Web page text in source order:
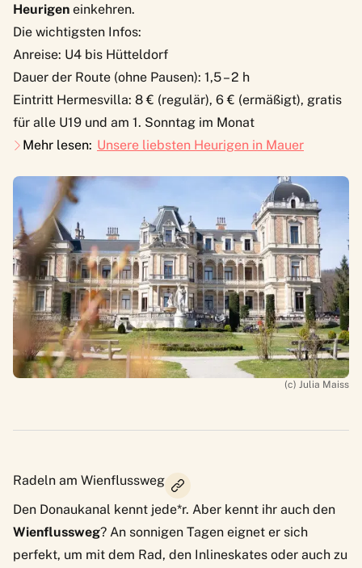
Heurigen einkehren.
Die wichtigsten Infos:
Anreise: U4 bis Hütteldorf
Dauer der Route (ohne Pausen): 1,5 – 2 h
Eintritt Hermesvilla: 8 € (regulär), 6 € (ermäßigt), gratis
für alle U19 und am 1. Sonntag im Monat
Mehr lesen: Unsere liebsten Heurigen in Mauer
(c) Julia Maiss
Radeln am Wienflussweg
Den Donaukanal kennt jede*r. Aber kennt ihr auch den
Wienflussweg? An sonnigen Tagen eignet er sich
perfekt, um mit dem Rad, den Inlineskates oder auch zu